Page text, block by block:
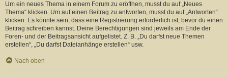
Um ein neues Thema in einem Forum zu eröffnen, musst du auf „Neues
Thema“ klicken. Um auf einen Beitrag zu antworten, musst du auf „Antworten“
klicken. Es könnte sein, dass eine Registrierung erforderlich ist, bevor du einen
Beitrag schreiben kannst. Deine Berechtigungen sind jeweils am Ende der
Foren- und der Beitragsansicht aufgelistet. Z. B. „Du darfst neue Themen
erstellen“, „Du darfst Dateianhänge erstellen“ usw.
Nach oben